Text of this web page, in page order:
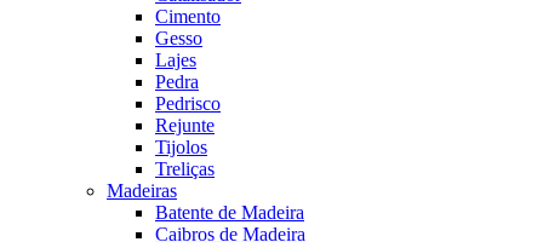
Cimento
Gesso
Lajes
Pedra
Pedrisco
Rejunte
Tijolos
Treliças
Madeiras
Batente de Madeira
Caibros de Madeira